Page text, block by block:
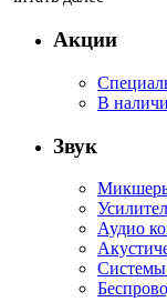
Акции
В
Звук
Аудио
Системы